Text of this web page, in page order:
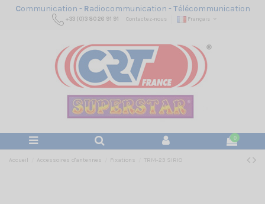
Communication - Radiocommunication -Télécommunication
+33 (0)3 80 26 91 91 Contactez-nous Français
0
Accueil Accessoires d'antennes Fixations TRM-23 SIRIO